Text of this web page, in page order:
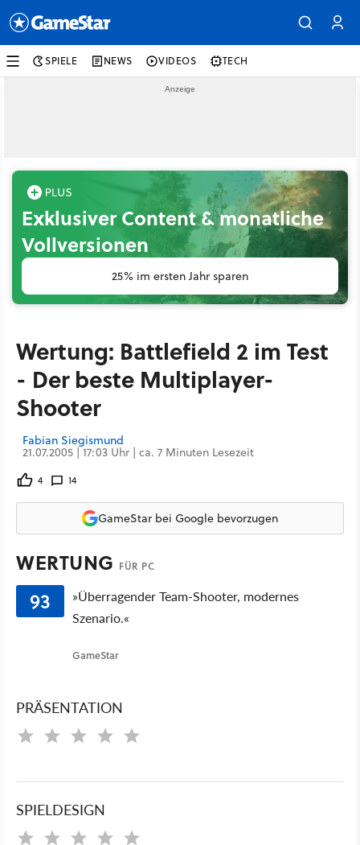
SPIELE NEWS VIDEOS TECH
Exklusiver Content & monatliche
Vollversionen
25% im ersten Jahr sparen
Wertung: Battlefield 2 im Test
- Der beste Multiplayer-
Shooter
Fabian Siegismund
21.07.2005 | 17:03 Uhr | ca. 7 Minuten Lesezeit
4 14
GameStar bei Google bevorzugen
WERTUNG FÜR PC
93
»Überragender Team-Shooter, modernes
Szenario.«
GameStar
PRÄSENTATION
SPIELDESIGN